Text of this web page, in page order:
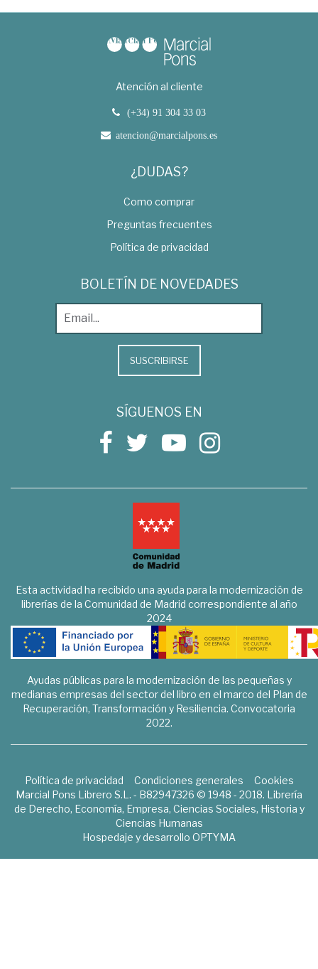
Atención al cliente
(+34) 91 304 33 03
atencion@marcialpons.es
¿DUDAS?
Como comprar
Preguntas frecuentes
Política de privacidad
BOLETÍN DE NOVEDADES
SUSCRIBIRSE
SÍGUENOS EN
Esta actividad ha recibido una ayuda para la modernización de
librerías de la Comunidad de Madrid correspondiente al año
2024
Ayudas públicas para la modernización de las pequeñas y
medianas empresas del sector del libro en el marco del Plan de
Recuperación, Transformación y Resiliencia. Convocatoria
2022.
Política de privacidad Condiciones generales
Cookies
Marcial Pons Librero S.L. - B82947326 © 1948 - 2018. Librería
de Derecho, Economía, Empresa, Ciencias Sociales, Historia y
Ciencias Humanas
Hospedaje y desarrollo OPTYMA